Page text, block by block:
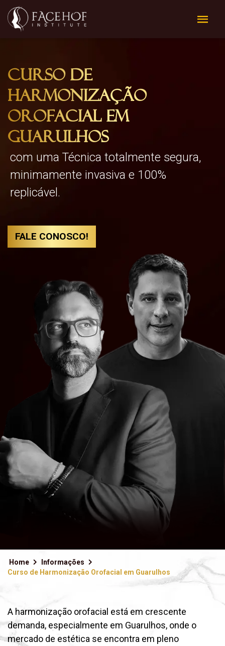
Curso de
Harmonização
Orofacial em
Guarulhos
com uma Técnica totalmente segura,
minimamente invasiva e 100%
replicável.
FALE CONOSCO!
Home
Informações
Curso de Harmonização Orofacial em Guarulhos
A harmonização orofacial está em crescente
demanda, especialmente em Guarulhos, onde o
mercado de estética se encontra em pleno